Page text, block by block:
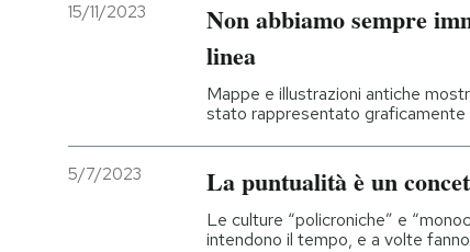
AREA PERSONALE
15/11/2023
Non abbiamo sempre
linea
Mappe e illustrazioni antiche
stato rappresentato graficamente
5/7/2023 La puntualità è un
Le culture “policroniche” e
intendono il tempo, e a volte